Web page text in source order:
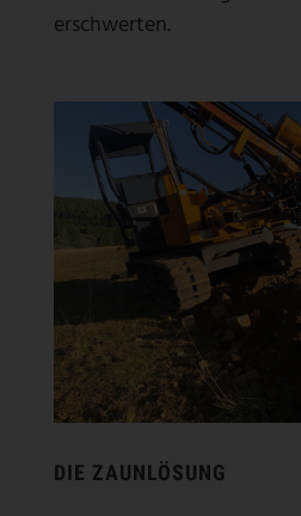
erschwerten.
DIE ZAUNLÖSUNG